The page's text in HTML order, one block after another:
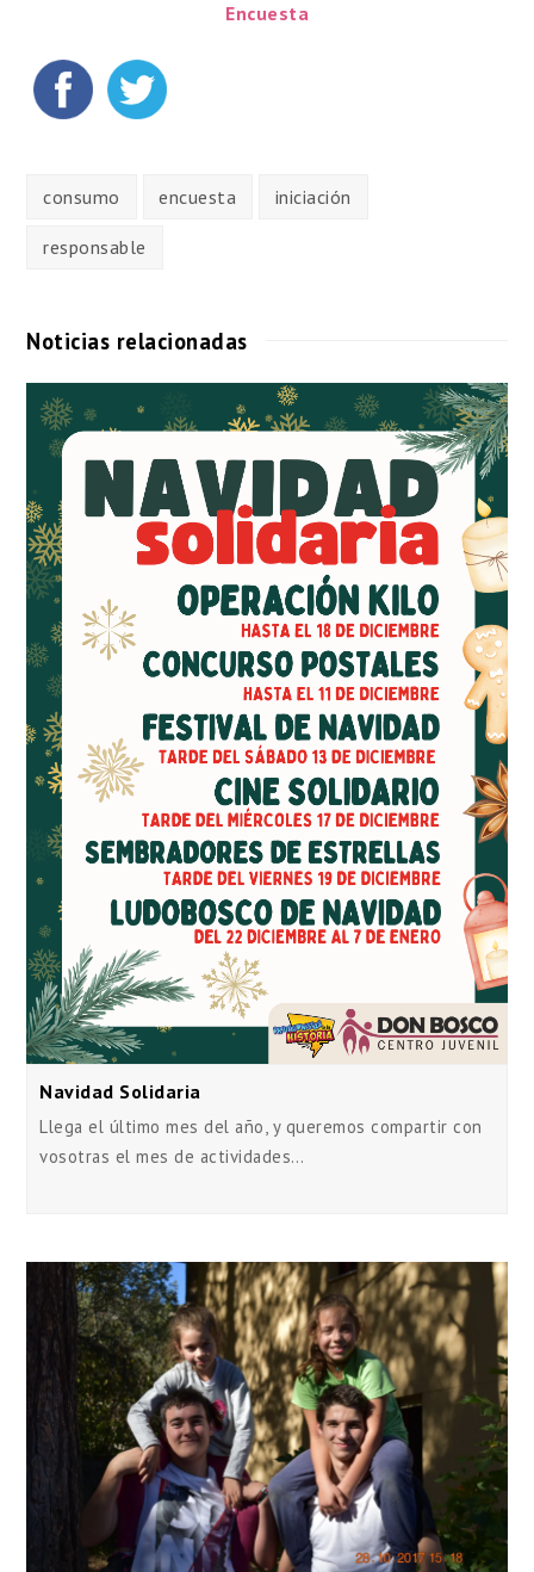
Encuesta
consumo encuesta iniciación
responsable
Noticias relacionadas
Navidad Solidaria
Llega el último mes del año, y queremos compartir con
vosotras el mes de actividades…